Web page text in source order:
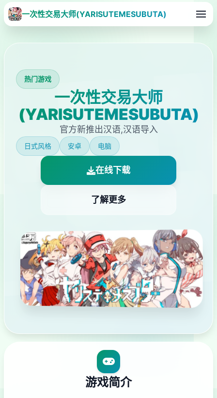
一次性交易大师(YARISUTEMESUBUTA)
热门游戏
一次性交易大师
(YARISUTEMESUBUTA)
官方新推出汉语,汉语导入
日式风格 安卓 电脑
在线下载
了解更多
游戏简介